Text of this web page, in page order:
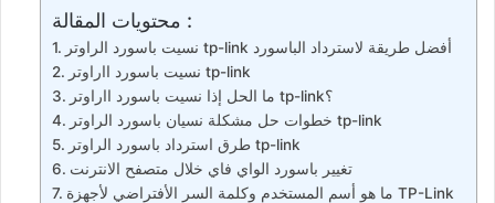
محتويات المقالة :
نسيت باسورد الراوتر tp-link أفضل طريقة لاسترداد الباسورد
نسيت باسورد ااراوتر tp-link
ما الحل إذا نسيت باسورد ااراوتر tp-link؟
خطوات حل مشكلة نسيان باسورد الراوتر tp-link
طرق استرداد باسورد الراوتر tp-link
تغيير باسورد الواي فاي خلال متصفح الانترنت
ما هو أسم المستخدم وكلمة السر الأفتراضي لأجهزة TP-Link